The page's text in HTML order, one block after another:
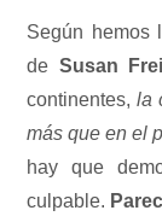
Según hemos
de Susan
continentes, la
más que en el
hay que
culpable.